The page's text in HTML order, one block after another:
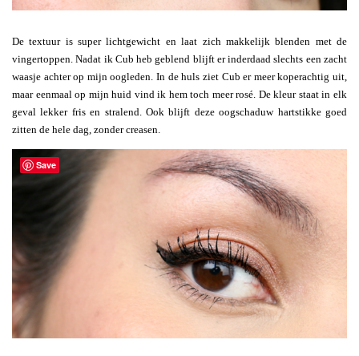
De textuur is super lichtgewicht en laat zich makkelijk blenden met de
vingertoppen. Nadat ik Cub heb geblend blijft er inderdaad slechts een zacht
waasje achter op mijn oogleden. In de huls ziet Cub er meer koperachtig uit,
maar eenmaal op mijn huid vind ik hem toch meer rosé. De kleur staat in elk
geval lekker fris en stralend. Ook blijft deze oogschaduw hartstikke goed
zitten de hele dag, zonder creasen.
Save